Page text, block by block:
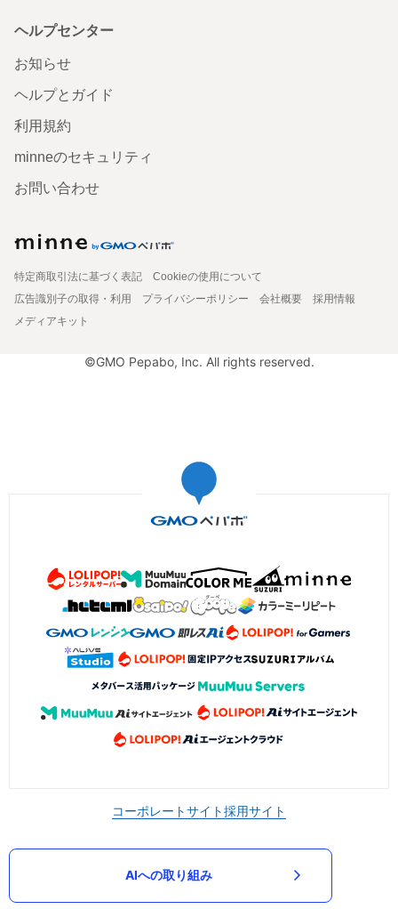
ヘルプセンター
お知らせ
ヘルプとガイド
利用規約
minneのセキュリティ
お問い合わせ
特定商取引法に基づく表記
Cookieの使用について
広告識別子の取得・利用
プライバシーポリシー 会社概要
採用情報
メディアキット
©GMO Pepabo, Inc. All rights reserved.
コーポレートサイト採用サイト
AIへの取り組み